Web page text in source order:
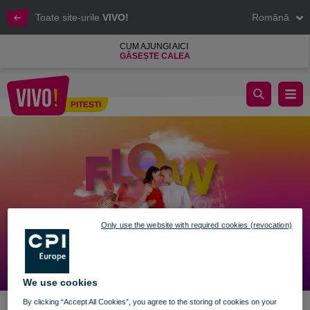
Toate site-urile VIVO! Română
CUM AJUNGI AICI
GĂSEȘTE CALEA
PITESTI
Simte ritmul, trăiește dansul, pe terasa VIVO!​
We use cookies
By clicking “Accept All Cookies”, you agree to the storing of cookies on your
Only use the website with required cookies (revocation)